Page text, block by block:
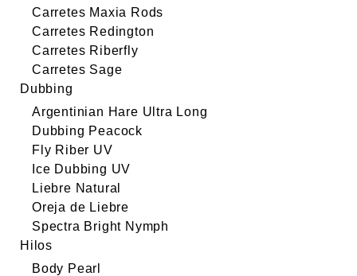
Carretes Maxia Rods
Carretes Redington
Carretes Riberfly
Carretes Sage
Dubbing
Argentinian Hare Ultra Long
Dubbing Peacock
Fly Riber UV
Ice Dubbing UV
Liebre Natural
Oreja de Liebre
Spectra Bright Nymph
Hilos
Body Pearl